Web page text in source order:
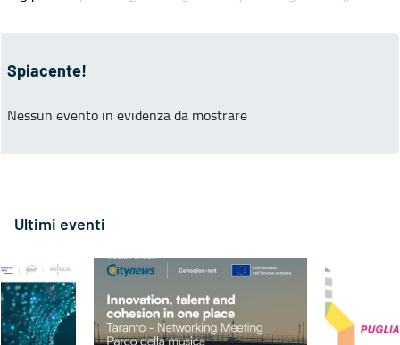
Spiacente!
Nessun evento in evidenza da mostrare
Ultimi eventi